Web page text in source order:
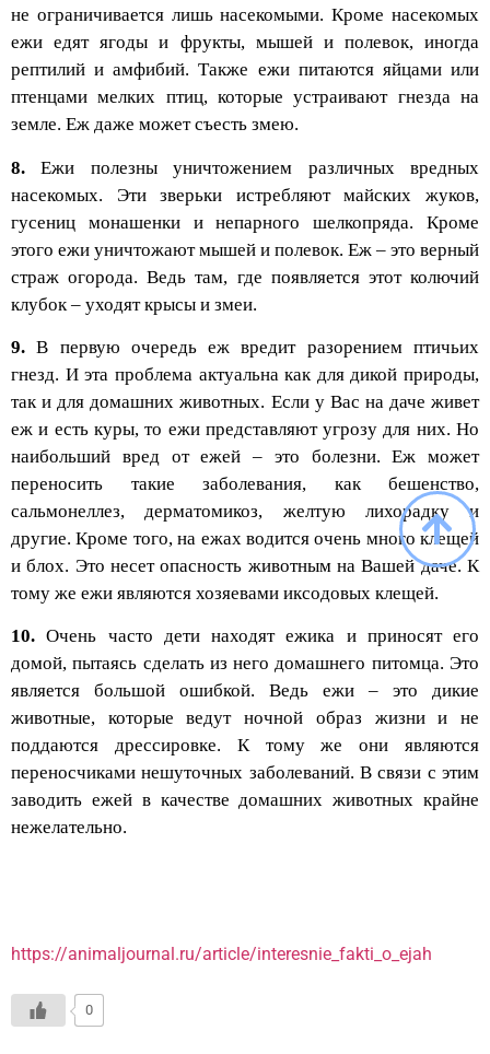
не ограничивается лишь насекомыми. Кроме насекомых
ежи едят ягоды и фрукты, мышей и полевок, иногда
рептилий и амфибий. Также ежи питаются яйцами или
птенцами мелких птиц, которые устраивают гнезда на
земле. Еж даже может съесть змею.
8. Ежи полезны уничтожением различных вредных
насекомых. Эти зверьки истребляют майских жуков,
гусениц монашенки и непарного шелкопряда. Кроме
этого ежи уничтожают мышей и полевок. Еж – это верный
страж огорода. Ведь там, где появляется этот колючий
клубок – уходят крысы и змеи.
9. В первую очередь еж вредит разорением птичьих
гнезд. И эта проблема актуальна как для дикой природы,
так и для домашних животных. Если у Вас на даче живет
еж и есть куры, то ежи представляют угрозу для них. Но
наибольший вред от ежей – это болезни. Еж может
переносить такие заболевания, как бешенство,
сальмонеллез, дерматомикоз, желтую лихорадку и
другие. Кроме того, на ежах водится очень много клещей
и блох. Это несет опасность животным на Вашей даче. К
тому же ежи являются хозяевами иксодовых клещей.
10. Очень часто дети находят ежика и приносят его
домой, пытаясь сделать из него домашнего питомца. Это
является большой ошибкой. Ведь ежи – это дикие
животные, которые ведут ночной образ жизни и не
поддаются дрессировке. К тому же они являются
переносчиками нешуточных заболеваний. В связи с этим
заводить ежей в качестве домашних животных крайне
нежелательно.
https://animaljournal.ru/article/interesnie_fakti_o_ejah
0